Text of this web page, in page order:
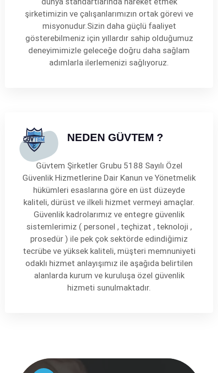
şirketimizin ve çalışanlarımızın ortak görevi ve
misyonudur.Sizin daha güçlü faaliyet
gösterebilmeniz için yıllardır sahip olduğumuz
deneyimimizle geleceğe doğru daha sağlam
adımlarla ilerlemenizi sağlıyoruz.
NEDEN GÜVTEM ?
Güvtem Şirketler Grubu 5188 Sayılı Özel
Güvenlik Hizmetlerine Dair Kanun ve Yönetmelik
hükümleri esaslarına göre en üst düzeyde
kaliteli, dürüst ve ilkeli hizmet vermeyi amaçlar.
Güvenlik kadrolarımız ve entegre güvenlik
sistemlerimiz ( personel , teçhizat , teknoloji ,
prosedür ) ile pek çok sektörde edindiğimiz
tecrübe ve yüksek kaliteli, müşteri memnuniyeti
odaklı hizmet anlayışımız ile aşağıda belirtilen
alanlarda kurum ve kuruluşa özel güvenlik
hizmeti sunulmaktadır.